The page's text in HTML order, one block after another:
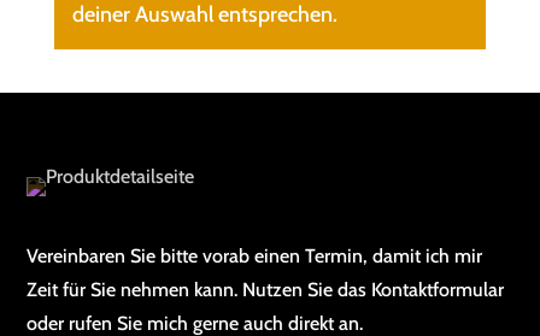
deiner Auswahl entsprechen.
Vereinbaren Sie bitte vorab einen Termin, damit ich mir
Zeit für Sie nehmen kann. Nutzen Sie das Kontaktformular
oder rufen Sie mich gerne auch direkt an.